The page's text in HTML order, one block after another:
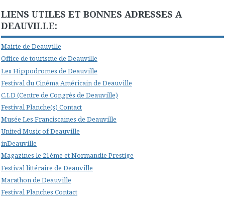
LIENS UTILES ET BONNES ADRESSES A
DEAUVILLE:
Mairie de Deauville
Office de tourisme de Deauville
Les Hippodromes de Deauville
Festival du Cinéma Américain de Deauville
C.I.D (Centre de Congrès de Deauville)
Festival Planche(s) Contact
Musée Les Franciscaines de Deauville
United Music of Deauville
inDeauville
Magazines le 21ème et Normandie Prestige
Festival littéraire de Deauville
Marathon de Deauville
Festival Planches Contact